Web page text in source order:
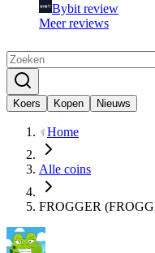
Bybit review
Meer reviews
Koers Kopen Nieuws
Home
Alle coins
FROGGER